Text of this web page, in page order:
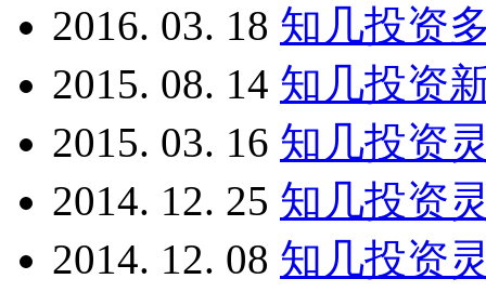
2016. 03. 18 知几投资
2015. 08. 14 知几投资
2015. 03. 16 知几投资
2014. 12. 25 知几投资
2014. 12. 08 知几投资